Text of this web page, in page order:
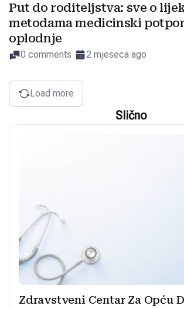
Put do roditeljstva: sve o
metodama medicinski
oplodnje
0 comments 2 mjeseca ago
Load more
Slično
Zdravstveni Centar Za Opću